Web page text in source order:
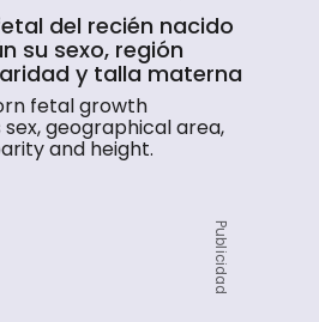
del recién nacido
su sexo, región
y talla materna
fetal growth
geographical area,
and height.
Publicidad